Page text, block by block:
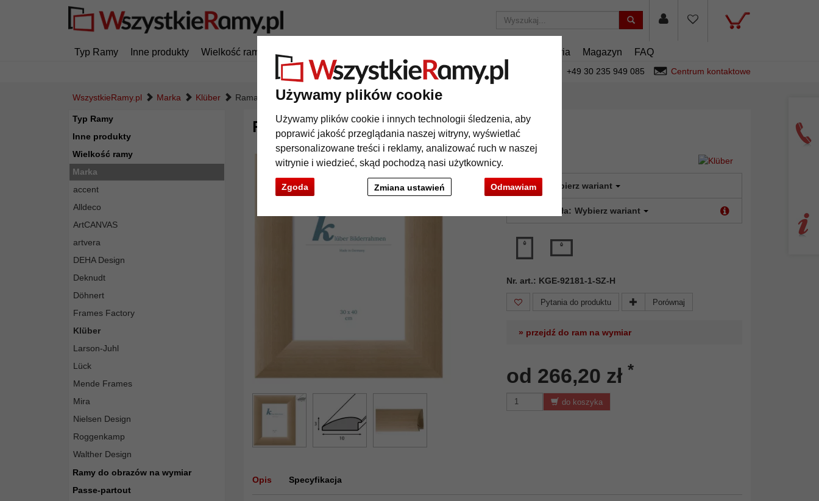
Używamy plików cookie
Używamy plików cookie i innych technologii śledzenia, aby
poprawić jakość przeglądania naszej witryny, wyświetlać
spersonalizowane treści i reklamy, analizować ruch w naszej
witrynie i wiedzieć, skąd pochodzą nasi użytkownicy.
Zgoda Odmawiam
Zmiana ustawień
Typ Ramy Inne produkty Wielkość ramy Marka Akcesoria Magazyn FAQ
Tylko 25,95 zł za wysyłkę. +49 30 235 949 085 Centrum kontaktowe
WszystkieRamy.pl Marka Klüber Rama drewniana Parla na wymiar
Typ Ramy
Inne produkty
Wielkość ramy
Marka
accent
Alldeco
ArtCANVAS
artvera
DEHA Design
Deknudt
Döhnert
Frames Factory
Klüber
Larson-Juhl
Lück
Mende Frames
Mira
Nielsen Design
Roggenkamp
Walther Design
Ramy do obrazów na wymiar
Passe-partout
Rama drewniana Parla na wymiar
kolor: Wybierz wariant
rodzaj szkła: Wybierz wariant
Nr. art.: KGE-92181-1-SZ-H
Pytania do produktu Porównaj
» przejdź do ram na wymiar
od 266,20 zł *
do koszyka
Opis Specyfikacja